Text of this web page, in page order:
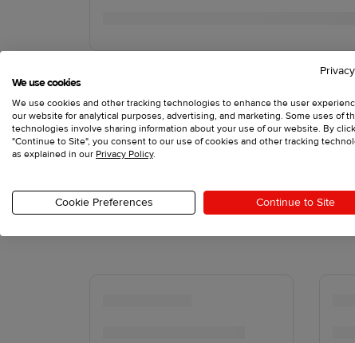
We use cookies
We use cookies and other tracking technologies to enhance the user
our website for analytical purposes, advertising, and marketing. Some uses of
technologies involve sharing information about your use of our website. By
"Continue to Site", you consent to our use of cookies and other tracking
as explained in our Privacy Policy.
Cookie Preferences Continue to Site